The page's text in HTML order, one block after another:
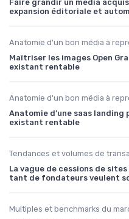
Faire grandir un média
expansion éditoriale et
Anatomie d'un bon média à
Maîtriser les images Open
existant rentable
Anatomie d'un bon média à
Anatomie d’une saas
existant rentable
Tendances et volumes de
La vague de cessions de
tant de fondateurs veulent
Multiples et benchmarks du